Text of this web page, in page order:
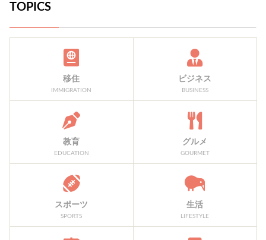
TOPICS
移住
IMMIGRATION
ビジネス
BUSINESS
教育
EDUCATION
グルメ
GOURMET
スポーツ
SPORTS
生活
LIFESTYLE